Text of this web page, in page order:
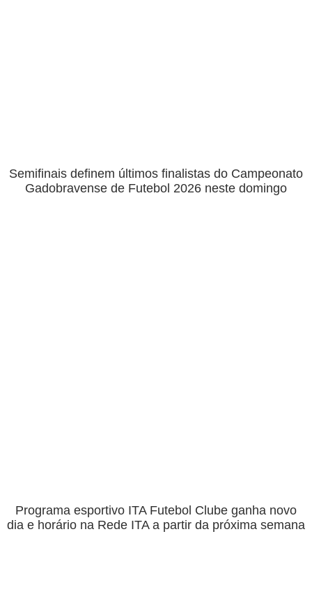
Semifinais definem últimos finalistas do Campeonato
Gadobravense de Futebol 2026 neste domingo
Programa esportivo ITA Futebol Clube ganha novo
dia e horário na Rede ITA a partir da próxima semana